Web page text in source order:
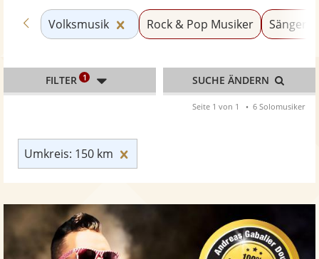
Zurück zu «Solomusiker»
Volksmusik Kategorie «Volksmusik»
Rock & Pop Musiker Sänger
Umkreis: 150 km
FILTER 1 SUCHE ÄNDERN
Seite 1 von 1 6 Solomusiker